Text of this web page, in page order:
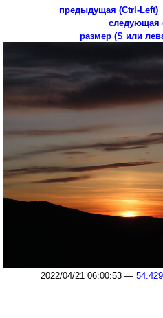
предыдущая (Ctrl-Left)
следующая
размер (S или
2022/04/21 06:00:53 —